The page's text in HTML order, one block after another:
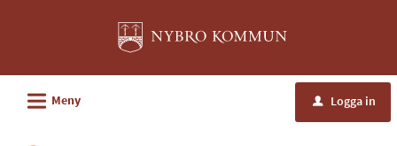
L Meny u Logga in